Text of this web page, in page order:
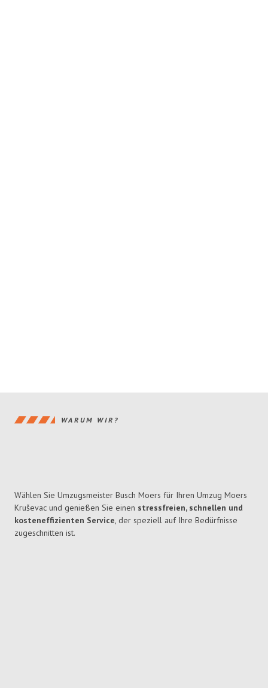
WARUM WIR?
Wählen Sie Umzugsmeister Busch Moers für Ihren Umzug Moers
Kruševac und genießen Sie einen stressfreien, schnellen und
kosteneffizienten Service, der speziell auf Ihre Bedürfnisse
zugeschnitten ist.